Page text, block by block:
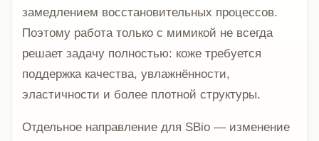
замедлением восстановительных процессов.
Поэтому работа только с мимикой не всегда
решает задачу полностью: коже требуется
поддержка качества, увлажнённости,
эластичности и более плотной структуры.
Отдельное направление для SBio — изменение